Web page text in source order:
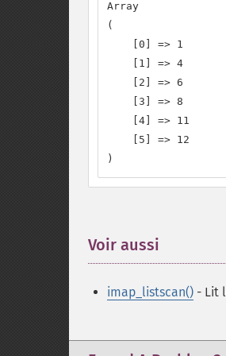
Array
(
    [0] => 1
    [1] => 4
    [2] => 6
    [3] => 8
    [4] => 11
    [5] => 12
)
Voir aussi
imap_listscan() - Lit